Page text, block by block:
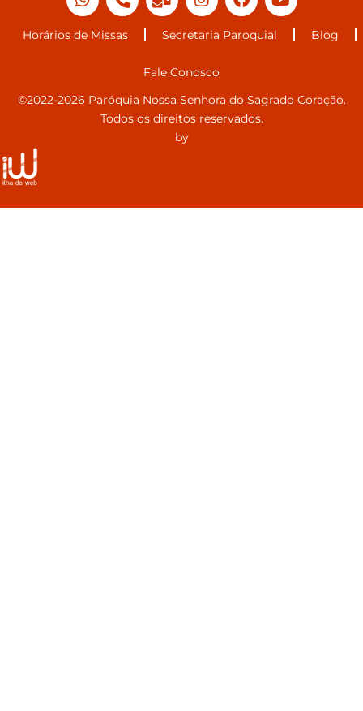
Horários de Missas Secretaria Paroquial Blog
Fale Conosco
©2022-2026 Paróquia Nossa Senhora do Sagrado Coração.
Todos os direitos reservados.
by